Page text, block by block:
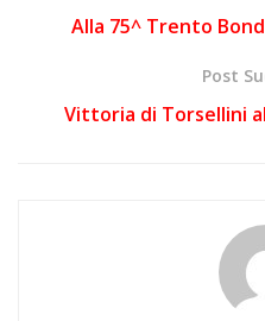
Alla 75^ Trento
Post
Vittoria di Torsellini